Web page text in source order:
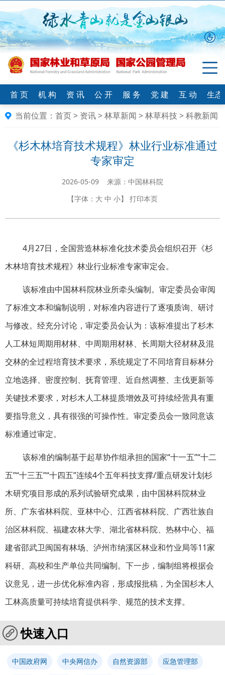
首 页 机 构 资 讯 公 开 服 务 党 建 互 动
生
当前位置： 首页> 资讯>林草新闻 >林草科技>科教新闻
《杉木林培育技术规程》林业行业标准通过
专家审定
2026-05-09 来源：中国林科院
【字体： 大 中 小】 打印本页
4月27日，全国营造林标准化技术委员会组织召开《杉
木林培育技术规程》林业行业标准专家审定会。
该标准由中国林科院林业所牵头编制。 审定委员会审阅
了标准文本和编制说明，对标准内容进行了逐项质询、研讨
与修改。经充分讨论，审定委员会认为：该标准提出了杉木
人工林短周期用材林、中周期用材林、长周期大径材林及混
交林的全过程培育技术要求，系统规定了不同培育目标林分
立地选择、密度控制、抚育管理、近自然调整、主伐更新等
关键技术要求，对杉木人工林提质增效及可持续经营具有重
要指导意义，具有很强的可操作性。审定委员会一致同意该
标准通过审定。
该标准的编制基于起草协作组承担的国家“十一五”“十二
五”“十三五”“十四五”连续4个五年科技支撑/重点研发计划杉
木研究项目形成的系列试验研究成果，由中国林科院林业
所、广东省林科院、亚林中心、江西省林科院、广西壮族自
治区林科院、福建农林大学、湖北省林科院、热林中心、福
建省邵武卫闽国有林场、泸州市纳溪区林业和竹业局等11家
科研、高校和生产单位共同编制。下一步，编制组将根据会
议意见，进一步优化标准内容，形成报批稿，为全国杉木人
工林高质量可持续培育提供科学、规范的技术支撑。
快速入口
中国政府网 中央网信办 自然资源部 应急管理部